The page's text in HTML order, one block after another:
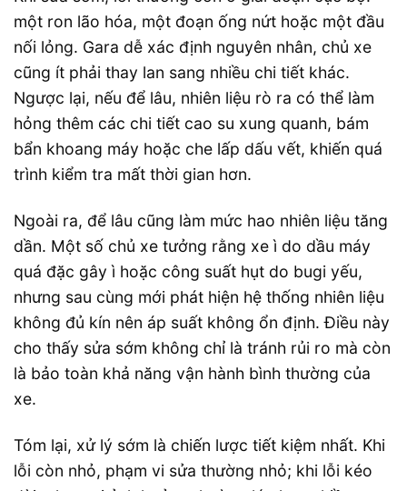
một ron lão hóa, một đoạn ống nứt hoặc một đầu
nối lỏng. Gara dễ xác định nguyên nhân, chủ xe
cũng ít phải thay lan sang nhiều chi tiết khác.
Ngược lại, nếu để lâu, nhiên liệu rò ra có thể làm
hỏng thêm các chi tiết cao su xung quanh, bám
bẩn khoang máy hoặc che lấp dấu vết, khiến quá
trình kiểm tra mất thời gian hơn.
Ngoài ra, để lâu cũng làm mức hao nhiên liệu tăng
dần. Một số chủ xe tưởng rằng xe ì do dầu máy
quá đặc gây ì hoặc công suất hụt do bugi yếu,
nhưng sau cùng mới phát hiện hệ thống nhiên liệu
không đủ kín nên áp suất không ổn định. Điều này
cho thấy sửa sớm không chỉ là tránh rủi ro mà còn
là bảo toàn khả năng vận hành bình thường của
xe.
Tóm lại, xử lý sớm là chiến lược tiết kiệm nhất. Khi
lỗi còn nhỏ, phạm vi sửa thường nhỏ; khi lỗi kéo